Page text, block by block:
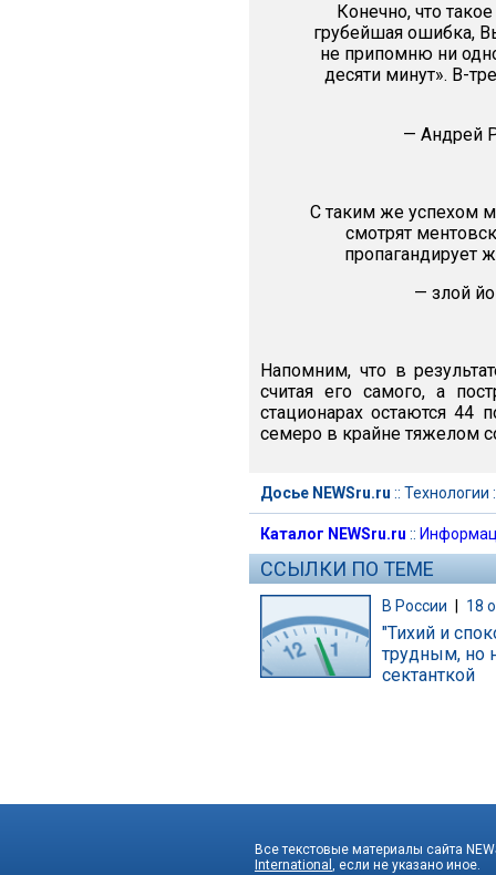
Конечно, что
грубейшая ошибка,
не припомню ни
десяти минут». В-
— Андрей
С таким же успехом
смотрят
пропагандирует
— злой
Напомним, что в
считая его самого, а
стационарах остаются 44
семеро в крайне тяжелом
Досье NEWSru.ru :: Технологии
Каталог NEWSru.ru ::
ССЫЛКИ ПО ТЕМЕ
В России 18
"Тихий и
трудным, но
сектанткой
Все текстовые материалы сайта
International , если не указано иное.